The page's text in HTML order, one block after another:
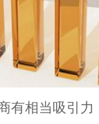
相当吸引力